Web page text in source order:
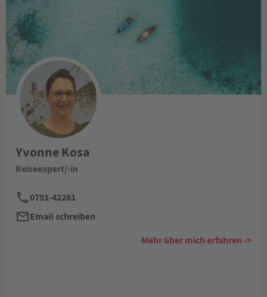
Yvonne Kosa
Reiseexpert/-in
0751-42261
Email schreiben
Mehr über mich erfahren ->